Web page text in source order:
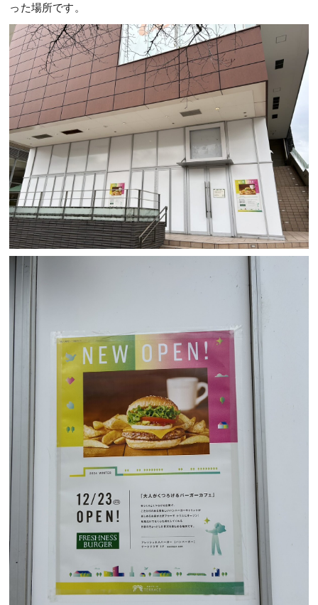
った場所です。